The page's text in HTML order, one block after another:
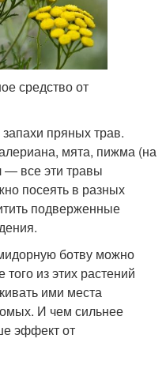
средство от
пряных трав.
мята, пижма (на
― все эти травы
посеять в разных
подверженные
ботву можно
из этих растений
ими места
И чем сильнее
эффект от